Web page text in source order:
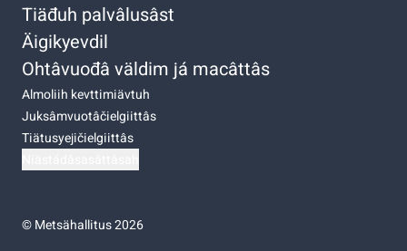
Tiäđuh palvâlusâst
Äigikyevdil
Ohtâvuođâ väldim já macâttâs
Almoliih kevttimiävtuh
Juksâmvuotâčielgiittâs
Tiätusyejičielgiittâs
©Metsähallitus 2026